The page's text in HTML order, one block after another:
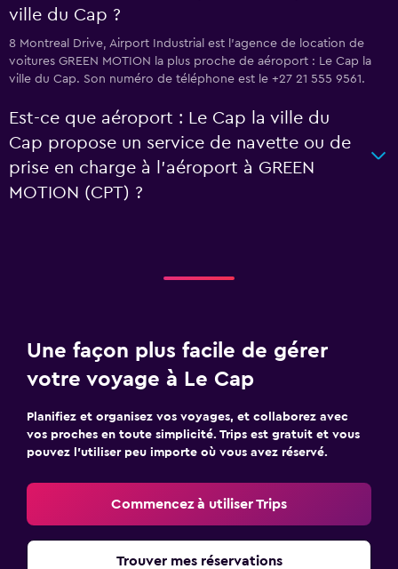
ville du Cap ?
8 Montreal Drive, Airport Industrial est l'agence de location de
voitures GREEN MOTION la plus proche de aéroport : Le Cap la
ville du Cap. Son numéro de téléphone est le +27 21 555 9561.
Est-ce que aéroport : Le Cap la ville du
Cap propose un service de navette ou de
prise en charge à l’aéroport à GREEN
MOTION (CPT) ?
Une façon plus facile de gérer
votre voyage à Le Cap
Planifiez et organisez vos voyages, et collaborez avec
vos proches en toute simplicité. Trips est gratuit et vous
pouvez l’utiliser peu importe où vous avez réservé.
Commencez à utiliser Trips
Trouver mes réservations